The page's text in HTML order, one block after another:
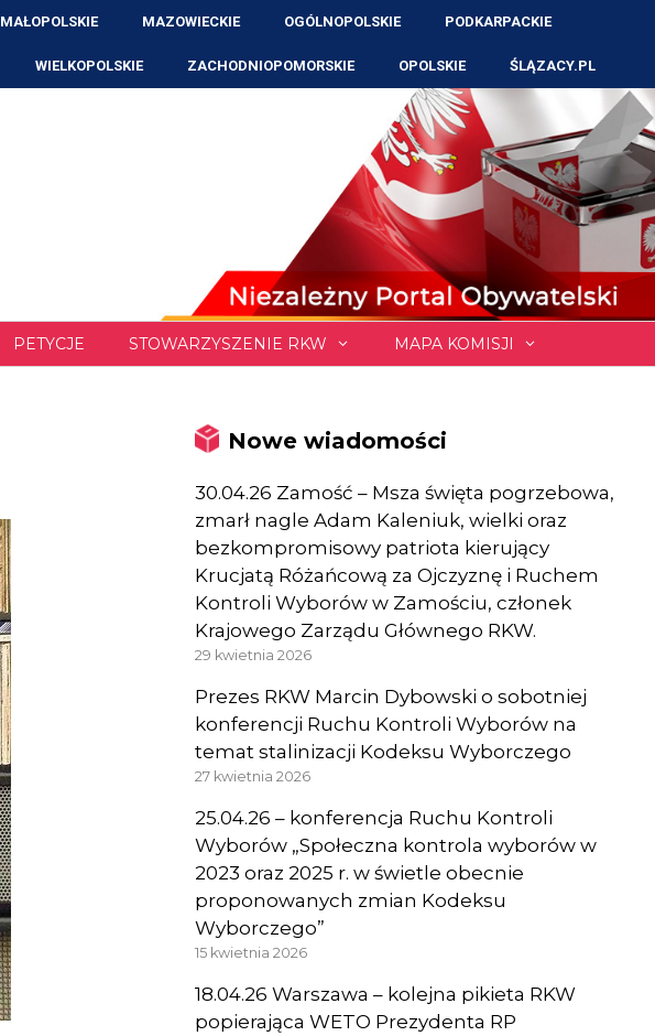
MAŁOPOLSKIE MAZOWIECKIE OGÓLNOPOLSKIE PODKARPACKIE
WIELKOPOLSKIE ZACHODNIOPOMORSKIE OPOLSKIE ŚLĄZACY.PL
PETYCJE STOWARZYSZENIE RKW MAPA KOMISJI
Nowe wiadomości
30.04.26 Zamość – Msza święta pogrzebowa,
zmarł nagle Adam Kaleniuk, wielki oraz
bezkompromisowy patriota kierujący
Krucjatą Różańcową za Ojczyznę i Ruchem
Kontroli Wyborów w Zamościu, członek
Krajowego Zarządu Głównego RKW.
29 kwietnia 2026
Prezes RKW Marcin Dybowski o sobotniej
konferencji Ruchu Kontroli Wyborów na
temat stalinizacji Kodeksu Wyborczego
27 kwietnia 2026
25.04.26 – konferencja Ruchu Kontroli
Wyborów „Społeczna kontrola wyborów w
2023 oraz 2025 r. w świetle obecnie
proponowanych zmian Kodeksu
Wyborczego”
15 kwietnia 2026
18.04.26 Warszawa – kolejna pikieta RKW
popierająca WETO Prezydenta RP